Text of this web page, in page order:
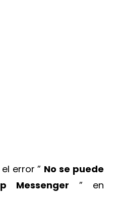
error ” No se puede
Messenger ” en